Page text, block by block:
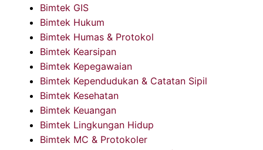
Bimtek GIS
Bimtek Hukum
Bimtek Humas & Protokol
Bimtek Kearsipan
Bimtek Kepegawaian
Bimtek Kependudukan & Catatan Sipil
Bimtek Kesehatan
Bimtek Keuangan
Bimtek Lingkungan Hidup
Bimtek MC & Protokoler